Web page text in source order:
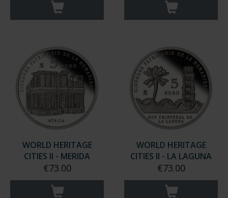
WORLD HERITAGE
CITIES II - MERIDA
€73.00
WORLD HERITAGE
CITIES II - LA LAGUNA
€73.00